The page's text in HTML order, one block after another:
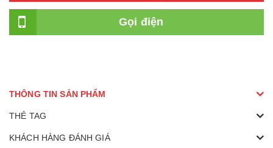
Gọi điện
THÔNG TIN SẢN PHẨM
THẺ TAG
KHÁCH HÀNG ĐÁNH GIÁ